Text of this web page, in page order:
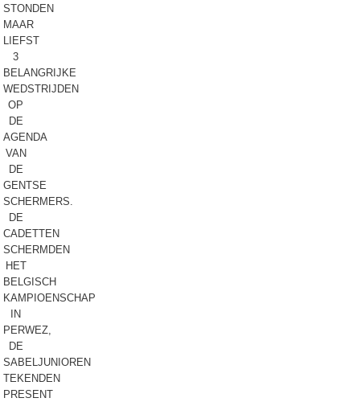
STONDEN
MAAR
LIEFST
3
BELANGRIJKE
WEDSTRIJDEN
OP
DE
AGENDA
VAN
DE
GENTSE
SCHERMERS.
DE
CADETTEN
SCHERMDEN
HET
BELGISCH
KAMPIOENSCHAP
IN
PERWEZ,
DE
SABELJUNIOREN
TEKENDEN
PRESENT